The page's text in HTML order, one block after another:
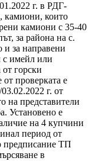
г. в РДГ-
камиони, които
камиони с 35-40
за района на с.
за направени
с имейл или
горски
проверката е
г. от
на представители
е
на 4 купчини
период от
предписание ТП
в